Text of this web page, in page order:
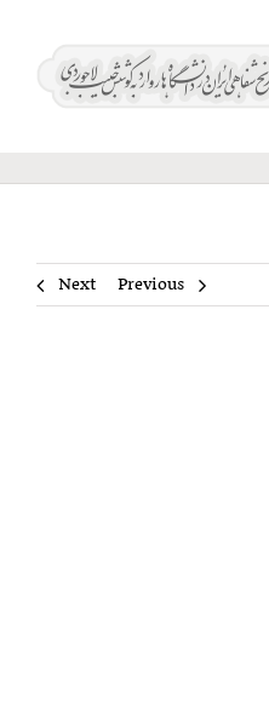
Previous
Next